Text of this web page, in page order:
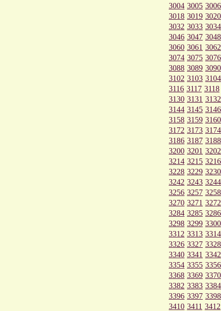
3004 3005 3006
3018 3019 3020
3032 3033 3034
3046 3047 3048
3060 3061 3062
3074 3075 3076
3088 3089 3090
3102 3103 3104
3116 3117 3118
3130 3131 3132
3144 3145 3146
3158 3159 3160
3172 3173 3174
3186 3187 3188
3200 3201 3202
3214 3215 3216
3228 3229 3230
3242 3243 3244
3256 3257 3258
3270 3271 3272
3284 3285 3286
3298 3299 3300
3312 3313 3314
3326 3327 3328
3340 3341 3342
3354 3355 3356
3368 3369 3370
3382 3383 3384
3396 3397 3398
3410 3411 3412